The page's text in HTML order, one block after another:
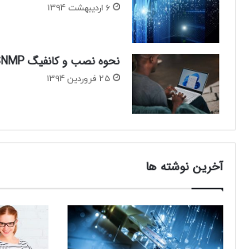
6 اردیبهشت 1394
نحوه نصب و کانفیگ SNMP
25 فروردین 1394
آخرین نوشته ها